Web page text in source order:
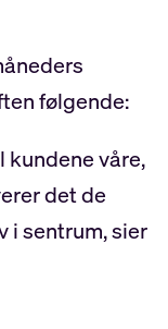
følgende:
kundene våre,
det de
i sentrum, sier